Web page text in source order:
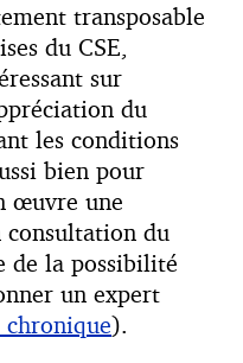
transposable
du CSE,
sur
du
les conditions
bien pour
œuvre une
consultation du
de la possibilité
un expert
chronique).